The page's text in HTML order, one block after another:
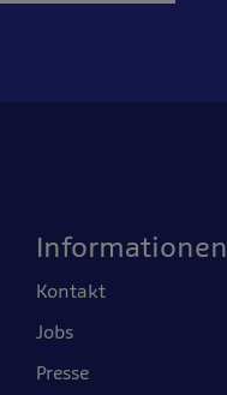
Informationen
Kontakt
Jobs
Presse